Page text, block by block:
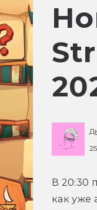
В 20:30
как уже